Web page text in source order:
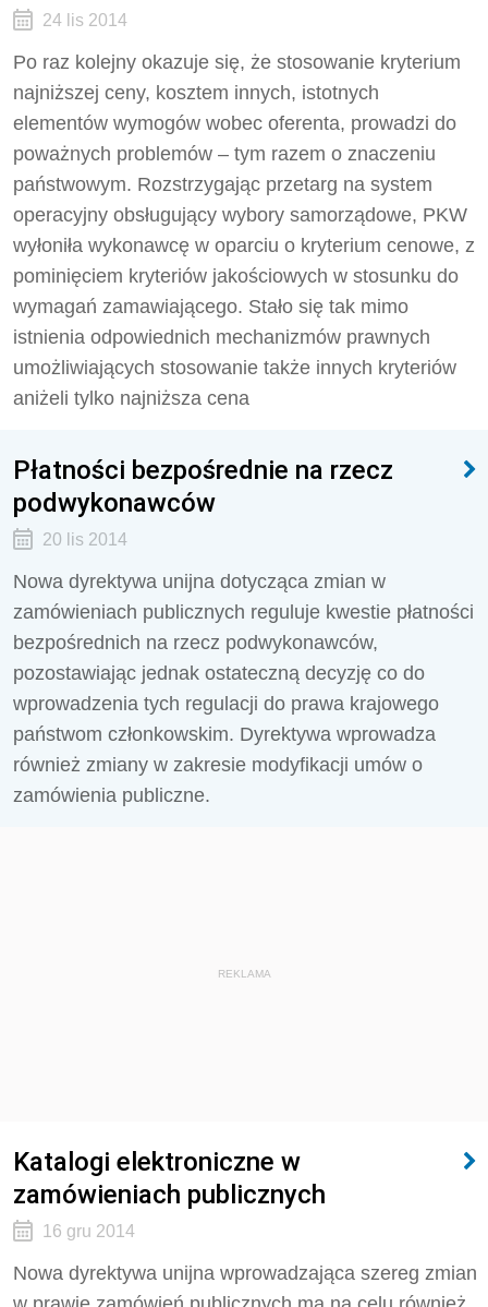
24 lis 2014
Po raz kolejny okazuje się, że stosowanie kryterium
najniższej ceny, kosztem innych, istotnych
elementów wymogów wobec oferenta, prowadzi do
poważnych problemów – tym razem o znaczeniu
państwowym. Rozstrzygając przetarg na system
operacyjny obsługujący wybory samorządowe, PKW
wyłoniła wykonawcę w oparciu o kryterium cenowe, z
pominięciem kryteriów jakościowych w stosunku do
wymagań zamawiającego. Stało się tak mimo
istnienia odpowiednich mechanizmów prawnych
umożliwiających stosowanie także innych kryteriów
aniżeli tylko najniższa cena
Płatności bezpośrednie na rzecz
podwykonawców
20 lis 2014
Nowa dyrektywa unijna dotycząca zmian w
zamówieniach publicznych reguluje kwestie płatności
bezpośrednich na rzecz podwykonawców,
pozostawiając jednak ostateczną decyzję co do
wprowadzenia tych regulacji do prawa krajowego
państwom członkowskim. Dyrektywa wprowadza
również zmiany w zakresie modyfikacji umów o
zamówienia publiczne.
REKLAMA
Katalogi elektroniczne w
zamówieniach publicznych
16 gru 2014
Nowa dyrektywa unijna wprowadzająca szereg zmian